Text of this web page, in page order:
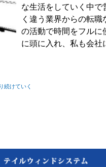
な生活をしていく中
く違う業界からの転
の活動で時間をフルに
に頭に入れ、私も会社
続けていく